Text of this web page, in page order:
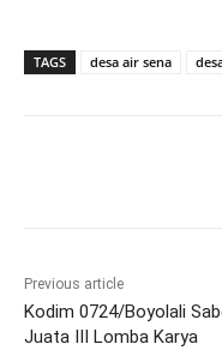
TAGS desa air sena
Previous article
Kodim 0724/Boyolali
Juata III Lomba Karya